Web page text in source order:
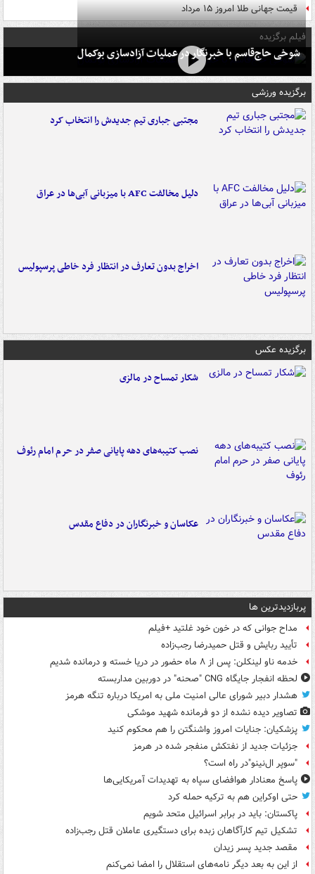
قیمت جهانی طلا امروز ۱۵ مرداد
فیلم برگزیده
شوخی حاج‌قاسم با خبرنگار در عملیات آزادسازی بوکمال
برگزیده ورزشی
مجتبی جباری تیم جدیدش را انتخاب کرد
دلیل مخالفت AFC با میزبانی آبی‌ها در عراق
اخراج بدون تعارف در انتظار فرد خاطی پرسپولیس
برگزیده عکس
شکار تمساح در مالزی
نصب کتیبه‌های دهه پایانی صفر در حرم امام رئوف
عکاسان و خبرنگاران در دفاع مقدس
پربازدیدترین ها
مداح جوانی که در خون خود غلتید +فیلم
تأیید ربایش و قتل حمیدرضا رجب‌زاده
خدمه ناو لینکلن: پس از ۸ ماه حضور در دریا خسته و درمانده‌ شدیم
لحظه انفجار جایگاه CNG "صحنه" در دوربین مداربسته
هشدار دبیر شورای عالی امنیت ملی به امریکا درباره تنگه هرمز
تصاویر دیده‌ نشده از دو فرمانده شهید موشکی
پزشکیان: جنایات امروز واشنگتن را هم محکوم کنید
جزئیات جدید از نفتکش منفجر شده در هرمز
"سوپر ال‌نینو"در راه است؟
پاسخ معنادار هوافضای سپاه به تهدیدات آمریکایی‌ها
حتی اوکراین هم به ترکیه حمله کرد
پاکستان: باید در برابر اسرائیل متحد شویم
تشکیل تیم کارآگاهان زبده برای دستگیری عاملان قتل رجب‌زاده
مقصد جدید پسر زیدان
از این به بعد دیگر نامه‌های استقلال را امضا نمی‌کنم